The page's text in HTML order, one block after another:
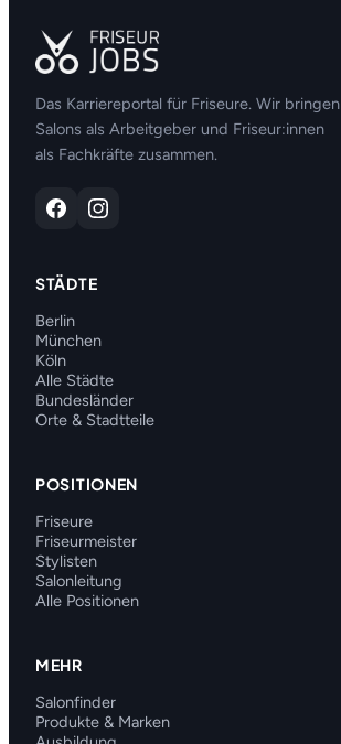
Das Karriereportal für Friseure. Wir bringen
Salons als Arbeitgeber und Friseur:innen
als Fachkräfte zusammen.
STÄDTE
Berlin
München
Köln
Alle Städte
Bundesländer
Orte & Stadtteile
POSITIONEN
Friseure
Friseurmeister
Stylisten
Salonleitung
Alle Positionen
MEHR
Salonfinder
Produkte & Marken